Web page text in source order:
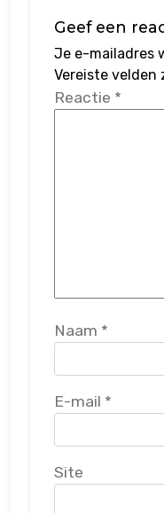
Geef een
Je e-mailadres
Vereiste velden
Reactie *
Naam *
E-mail *
Site